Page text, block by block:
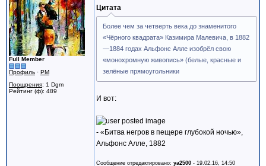
Full Member
Профиль · PM
Поощрения: 1 Dgm
Рейтинг (ф): 489
Цитата
Более чем за четверть века до знаменитого
«Чёрного квадрата» Казимира Малевича, в 1882
—1884 годах Альфонс Алле изобрёл свою
«монохромную живопись» (белые, красные и
зелёные прямоугольники
И вот:
- «Битва негров в пещере глубокой ночью»,
Альфонс Алле, 1882
Сообщение отредактировано: ya2500 - 19.02.16, 14:50